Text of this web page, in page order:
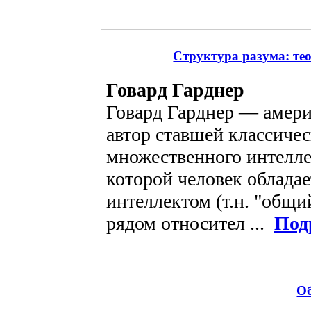
Структура разума:
Говард Гарднер
Говард Гарднер —
автор ставшей
множественного
которой человек
интеллектом (т.н.
рядом относител ...